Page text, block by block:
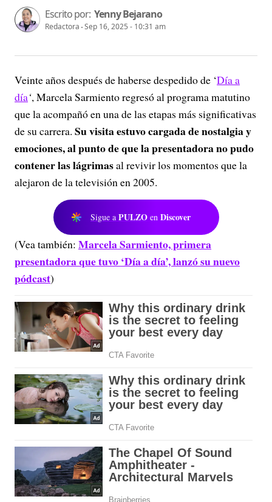
Escrito por: Yenny Bejarano
Redactora Sep 16, 2025 - 10:31 am
Veinte años después de haberse despedido de ‘Día a
día‘, Marcela Sarmiento regresó al programa matutino
que la acompañó en una de las etapas más significativas
de su carrera. Su visita estuvo cargada de nostalgia y
emociones, al punto de que la presentadora no pudo
contener las lágrimasal revivir los momentos que la
alejaron de la televisión en 2005.
Sigue a PULZO en Discover
(Vea también: Marcela Sarmiento, primera
presentadora que tuvo ‘Día a día’, lanzó su nuevo
pódcast)